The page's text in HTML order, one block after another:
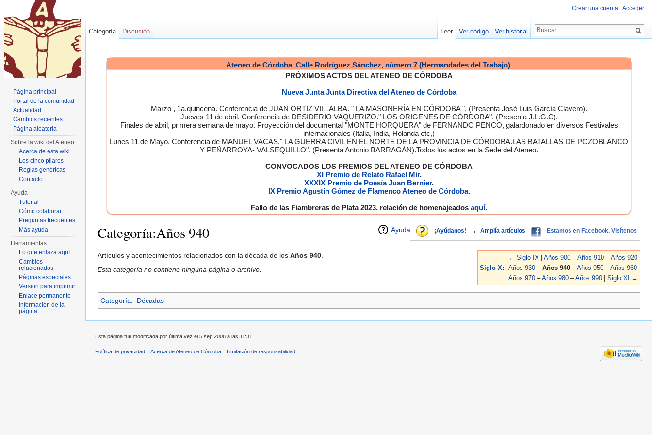
Ateneo de Córdoba. Calle Rodríguez Sánchez, número 7 (Hermandades del Trabajo).
PRÓXIMOS ACTOS DEL ATENEO DE CÓRDOBA
Nueva Junta Junta Directiva del Ateneo de Córdoba
Marzo , 1a.quincena. Conferencia de JUAN ORTIZ VILLALBA. " LA MASONERÍA EN CÓRDOBA ". (Presenta José Luis García Clavero).
Jueves 11 de abril. Conferencia de DESIDERIO VAQUERIZO." LOS ORIGENES DE CÓRDOBA". (Presenta J.L.G.C).
Finales de abril, primera semana de mayo. Proyección del documental "MONTE HORQUERA" de FERNANDO PENCO, galardonado en diversos Festivales
internacionales (Italia, India, Holanda etc,)
Lunes 11 de Mayo. Conferencia de MANUEL VACAS." LA GUERRA CIVIL EN EL NORTE DE LA PROVINCIA DE CÓRDOBA.LAS BATALLAS DE POZOBLANCO
Y PEÑARROYA- VALSEQUILLO". (Presenta Antonio BARRAGÁN).Todos los actos en la Sede del Ateneo.
CONVOCADOS LOS PREMIOS DEL ATENEO DE CÓRDOBA
XI Premio de Relato Rafael Mir.
XXXIX Premio de Poesía Juan Bernier.
IX Premio Agustín Gómez de Flamenco Ateneo de Córdoba.
Fallo de las Fiambreras de Plata 2023, relación de homenajeados aquí.
¡Ayúdanos! → Amplía artículos Estamos en Facebook. Visítenos
Ayuda
Categoría:Años 940
Siglo X:
← Siglo IX Años 900 –Años 910 –Años 920
Años 930 – Años 940 –Años 950 –Años 960
Años 970 –Años 980 –Años 990 Siglo XI →
Artículos y acontecimientos relacionados con la década de los Años 940.
Esta categoría no contiene ninguna página o archivo.
Categoría: Décadas
Crear una cuenta Acceder
Categoría Discusión Leer Ver código Ver historial
Página principal
Portal de la comunidad
Actualidad
Cambios recientes
Página aleatoria
Sobre la wiki del Ateneo
Acerca de esta wiki
Los cinco pilares
Reglas genéricas
Contacto
Ayuda
Tutorial
Cómo colaborar
Preguntas frecuentes
Más ayuda
Herramientas
Lo que enlaza aquí
Cambios
relacionados
Páginas especiales
Versión para imprimir
Enlace permanente
Información de la
página
Esta página fue modificada por última vez el 5 sep 2008 a las 11:31.
Política de privacidad Acerca de Ateneo de Córdoba Limitación de responsabilidad